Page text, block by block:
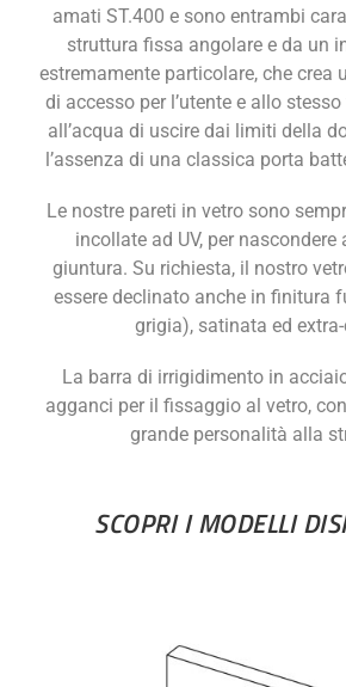
amati ST.400 e sono entrambi
struttura fissa angolare e da un
estremamente particolare, che crea
di accesso per l’utente e allo
all’acqua di uscire dai limiti della
l’assenza di una classica porta
Le nostre pareti in vetro sono
incollate ad UV, per
giuntura. Su richiesta, il nostro
essere declinato anche in finitura
grigia), satinata ed
La barra di irrigidimento in
agganci per il fissaggio al vetro,
grande personalità alla
SCOPRI I MODELLI